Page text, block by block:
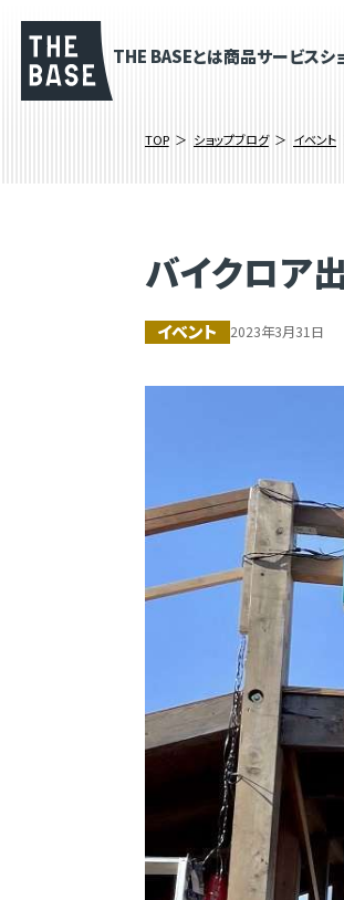
THE BASEとは商品サービスシ
TOP ショップブログ イベント
バイクロア
イベント 2023年3月31日